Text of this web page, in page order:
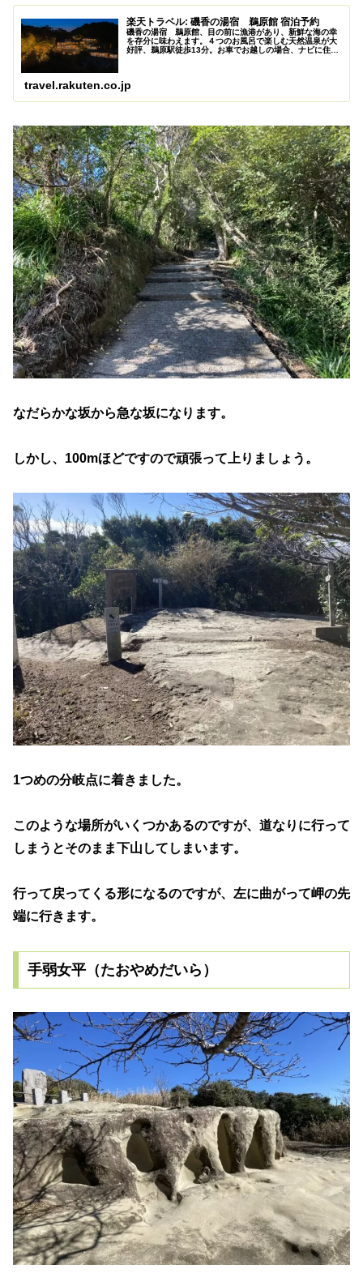
楽天トラベル: 磯香の湯宿 鵜原館 宿泊予約
磯香の湯宿 鵜原館、目の前に漁港があり、新鮮な海の幸
を存分に味わえます。４つのお風呂で楽しむ天然温泉が大
好評、鵜原駅徒歩13分。お車でお越しの場合、ナビに住所
travel.rakuten.co.jp
なだらかな坂から急な坂になります。
しかし、100mほどですので頑張って上りましょう。
1つめの分岐点に着きました。
このような場所がいくつかあるのですが、道なりに行って
しまうとそのまま下山してしまいます。
行って戻ってくる形になるのですが、左に曲がって岬の先
端に行きます。
手弱女平（たおやめだいら）